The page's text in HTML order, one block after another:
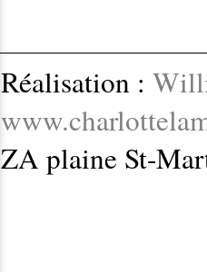
Réalisation :
ZA plaine St-